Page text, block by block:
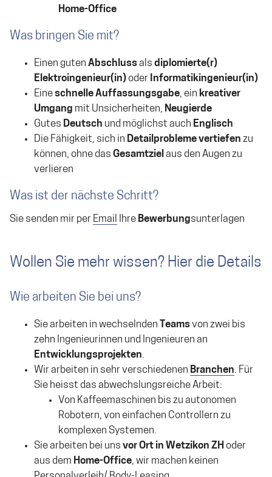
Home-Office
Was bringen Sie mit?
Einen guten Abschlussals diplomierte(r)
Elektroingenieur(in)oder Informatikingenieur(in)
Eineschnelle Auffassungsgabe, ein kreativer
Umgang mit Unsicherheiten, Neugierde
Gutes Deutsch und möglichst auch Englisch
Die Fähigkeit, sich in Detailprobleme vertiefen zu
können, ohne das Gesamtziel aus den Augen zu
verlieren
Was ist der nächste Schritt?
Sie senden mir per Email Ihre Bewerbungsunterlagen
Wollen Sie mehr wissen? Hier die Details
Wie arbeiten Sie bei uns?
Sie arbeiten in wechselnden Teamsvon zwei bis
zehn Ingenieurinnen und Ingenieuren an
Entwicklungsprojekten.
Wir arbeiten in sehr verschiedenen Branchen. Für
Sie heisst das abwechslungsreiche Arbeit:
Von Kaffeemaschinen bis zu autonomen
Robotern, von einfachen Controllern zu
komplexen Systemen.
Sie arbeiten bei uns vor Ort in Wetzikon ZH oder
aus dem Home-Office, wir machen keinen